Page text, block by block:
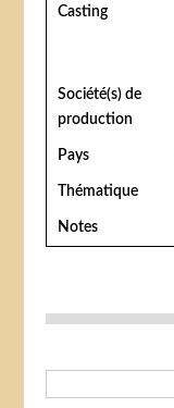
Casting
Société(s) de
production
Pays
Thématique
Notes
Formulaire de